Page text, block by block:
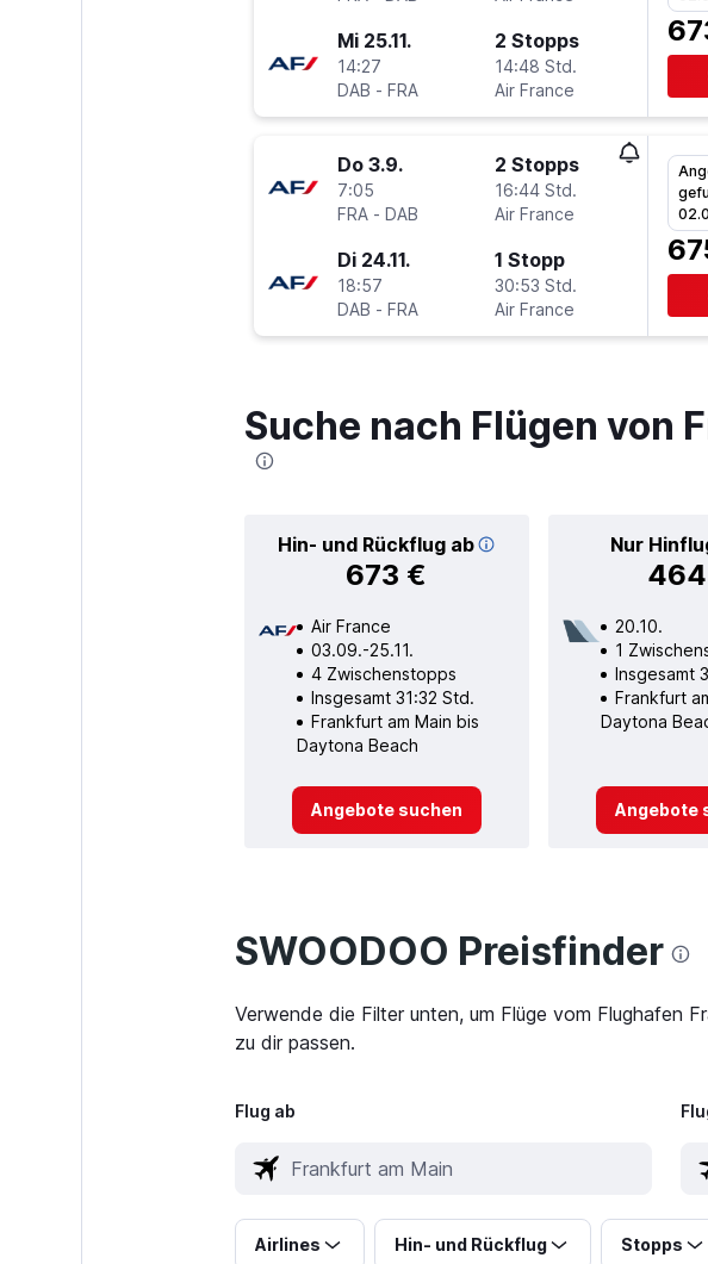
Mi 25.11.
14:27
DAB - FRA
2 Stopps
14:48 Std.
Air France
Do 3.9.
7:05
FRA- DAB
2 Stopps
16:44 Std.
Air France
Di 24.11.
18:57
DAB - FRA
1 Stopp
30:53 Std.
Air France
Suche nach Flügen von
Hin- und Rückflug ab
673 €
Nur
Air France
03.09.-25.11.
4 Zwischenstopps
Insgesamt 31:32 Std.
Frankfurt am Main bis
Daytona Beach
Angebote suchen
20.10.
1
Insgesamt
Frankfurt
Daytona
Angebote
SWOODOO Preisfinder
Verwende die Filter unten, um Flüge vom Flughafen
zu dir passen.
Flug ab
Airlines Hin- und Rückflug Stopps